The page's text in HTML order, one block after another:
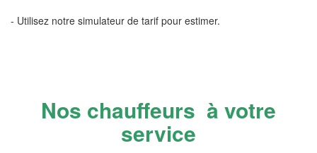
- Utilisez notre simulateur de tarif pour estimer.
Nos chauffeurs à votre
service